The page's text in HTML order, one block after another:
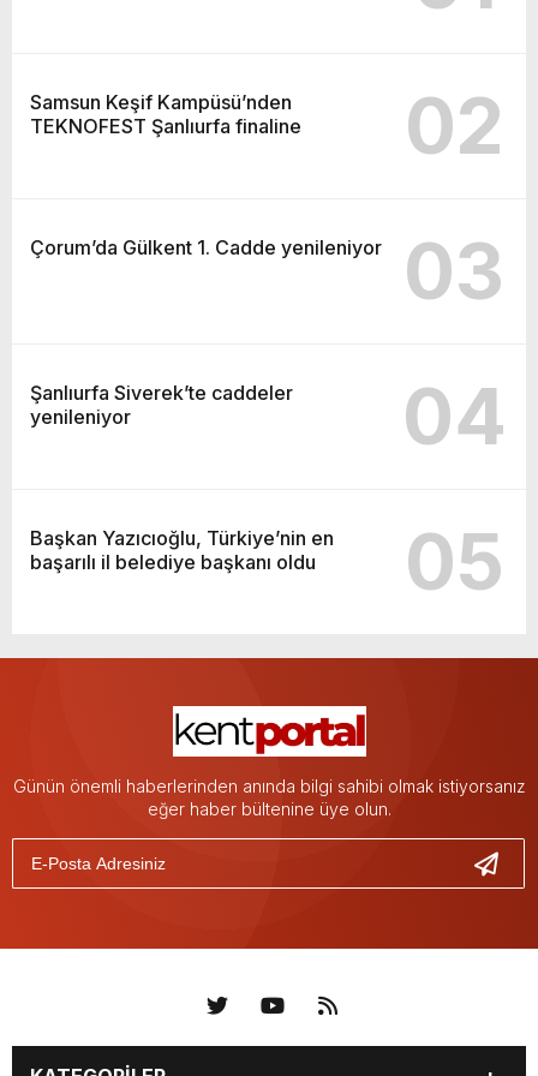
Samsun Keşif Kampüsü’nden
TEKNOFEST Şanlıurfa finaline
02
Çorum’da Gülkent 1. Cadde yenileniyor 03
Şanlıurfa Siverek’te caddeler
yenileniyor
04
Başkan Yazıcıoğlu, Türkiye’nin en
başarılı il belediye başkanı oldu
05
Günün önemli haberlerinden anında bilgi sahibi olmak istiyorsanız
eğer haber bültenine üye olun.